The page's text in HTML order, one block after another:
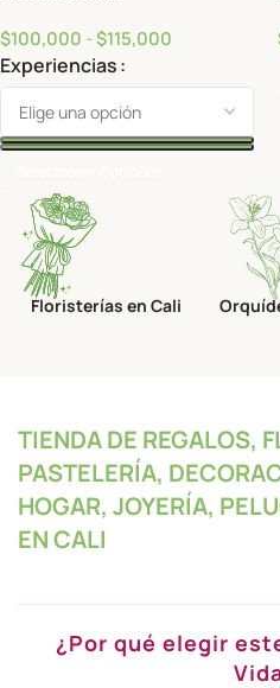
$100,000 -$115,000
Experiencias
Floristerías en Cali
TIENDA DE REGALOS,
PASTELERÍA,
HOGAR, JOYERÍA,
EN CALI
¿Por qué elegir